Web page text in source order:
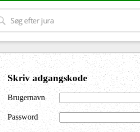
Skriv adgangskode
Brugernavn
Password